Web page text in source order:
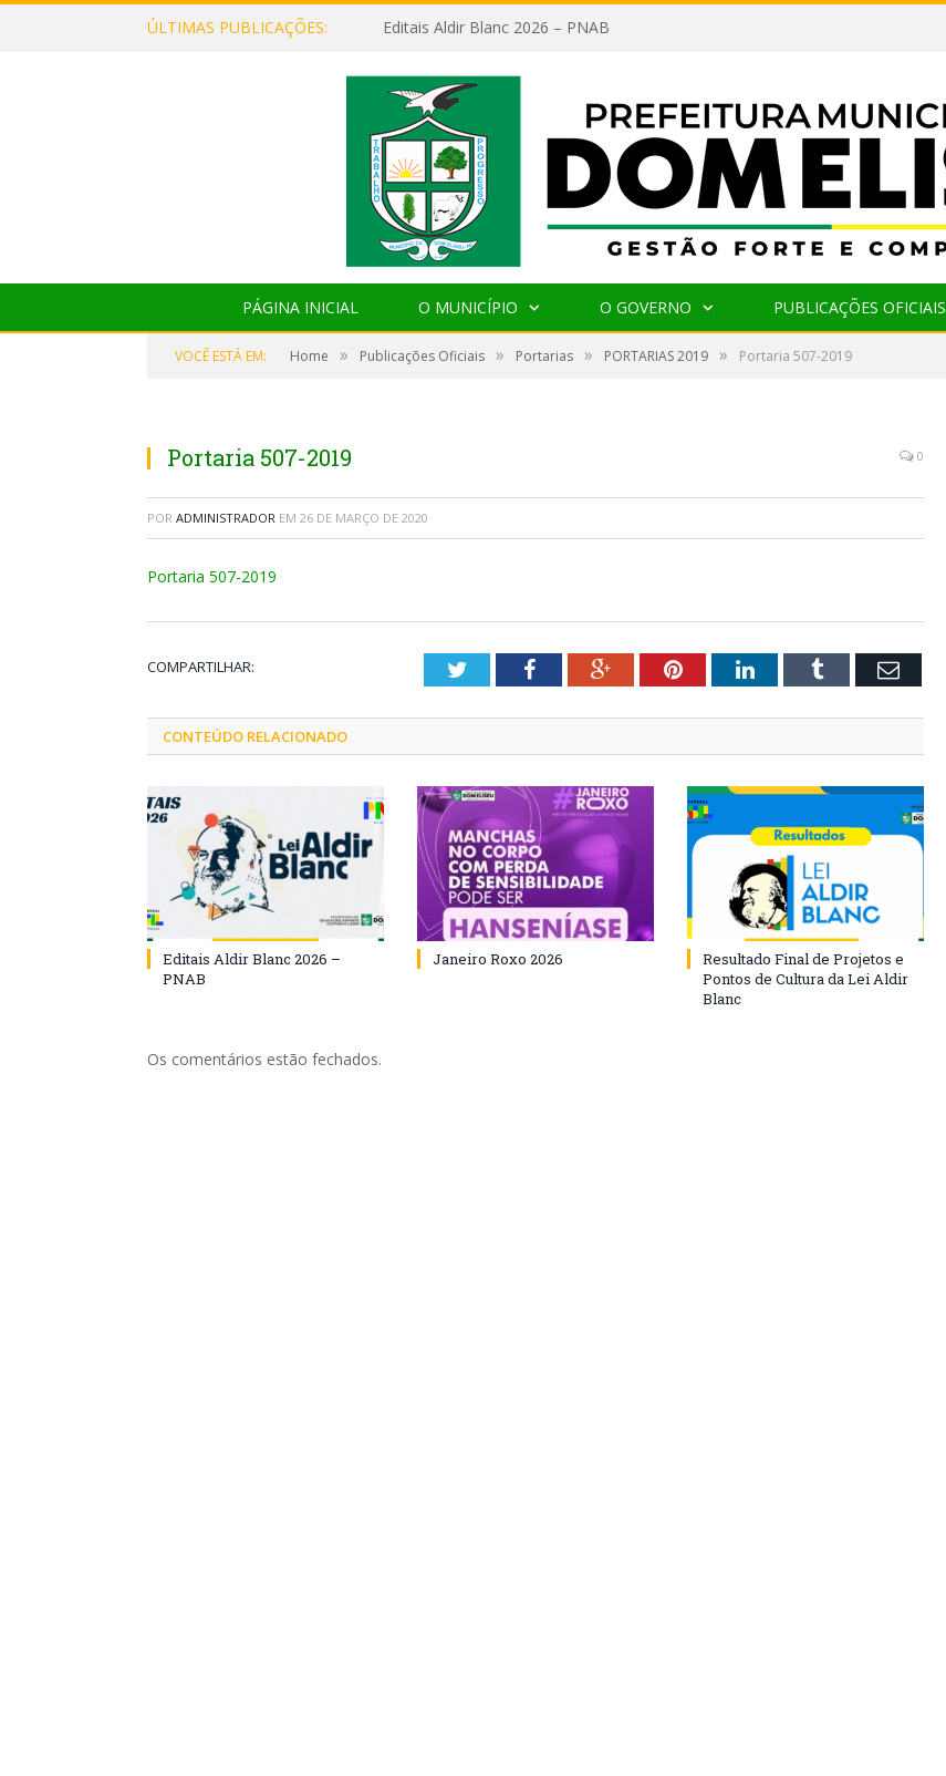
ÚLTIMAS PUBLICAÇÕES: Editais Aldir Blanc 2026 – PNAB
PÁGINA INICIAL O MUNICÍPIO O GOVERNO PUBLICAÇÕES OFICIAIS
VOCÊ ESTÁ EM: Home » Publicações Oficiais » Portarias » PORTARIAS 2019 » Portaria 507-2019
Portaria 507-2019 0
POR ADMINISTRADOR EM 26 DE MARÇO DE 2020
Portaria 507-2019
COMPARTILHAR: TwitterFacebookGoogle+PinterestLinkedInTumblr Email
CONTEÚDO RELACIONADO
Editais Aldir Blanc 2026 –
PNAB
Janeiro Roxo 2026
Resultado Final de Projetos e
Pontos de Cultura da Lei Aldir
Blanc
Os comentários estão fechados.